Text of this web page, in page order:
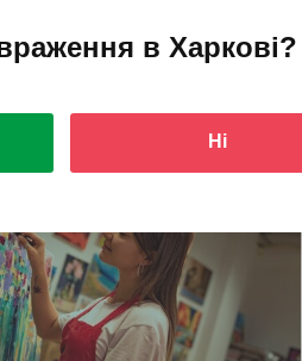
Купити для себе
в Харкові?
Ні